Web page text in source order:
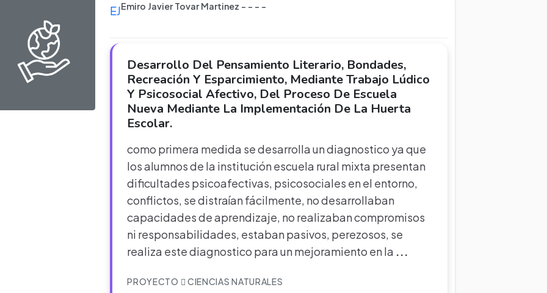
EJEmiro Javier Tovar Martinez - - - -
Desarrollo Del Pensamiento Literario, Bondades,
Recreación Y Esparcimiento, Mediante Trabajo Lúdico
Y Psicosocial Afectivo, Del Proceso De Escuela
Nueva Mediante La Implementación De La Huerta
Escolar.
como primera medida se desarrolla un diagnostico ya que
los alumnos de la institución escuela rural mixta presentan
dificultades psicoafectivas, psicosociales en el entorno,
conflictos, se distraían fácilmente, no desarrollaban
capacidades de aprendizaje, no realizaban compromisos
ni responsabilidades, estaban pasivos, perezosos, se
realiza este diagnostico para un mejoramiento en la ...
PROYECTO CIENCIAS NATURALES